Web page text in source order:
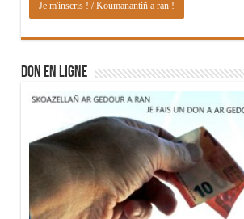
DON EN LIGNE